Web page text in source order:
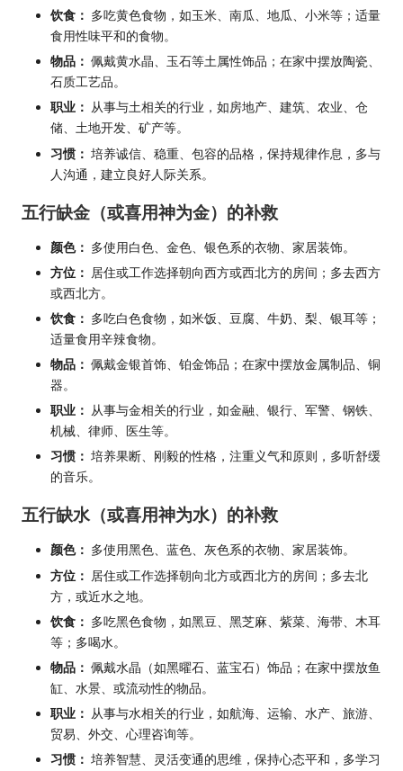
饮食： 多吃黄色食物，如玉米、南瓜、地瓜、小米等；适量
食用性味平和的食物。
物品： 佩戴黄水晶、玉石等土属性饰品；在家中摆放陶瓷、
石质工艺品。
职业： 从事与土相关的行业，如房地产、建筑、农业、仓
储、土地开发、矿产等。
习惯： 培养诚信、稳重、包容的品格，保持规律作息，多与
人沟通，建立良好人际关系。
五行缺金（或喜用神为金）的补救
颜色： 多使用白色、金色、银色系的衣物、家居装饰。
方位： 居住或工作选择朝向西方或西北方的房间；多去西方
或西北方。
饮食： 多吃白色食物，如米饭、豆腐、牛奶、梨、银耳等；
适量食用辛辣食物。
物品： 佩戴金银首饰、铂金饰品；在家中摆放金属制品、铜
器。
职业： 从事与金相关的行业，如金融、银行、军警、钢铁、
机械、律师、医生等。
习惯： 培养果断、刚毅的性格，注重义气和原则，多听舒缓
的音乐。
五行缺水（或喜用神为水）的补救
颜色： 多使用黑色、蓝色、灰色系的衣物、家居装饰。
方位： 居住或工作选择朝向北方或西北方的房间；多去北
方，或近水之地。
饮食： 多吃黑色食物，如黑豆、黑芝麻、紫菜、海带、木耳
等；多喝水。
物品： 佩戴水晶（如黑曜石、蓝宝石）饰品；在家中摆放鱼
缸、水景、或流动性的物品。
职业： 从事与水相关的行业，如航海、运输、水产、旅游、
贸易、外交、心理咨询等。
习惯： 培养智慧、灵活变通的思维，保持心态平和，多学习